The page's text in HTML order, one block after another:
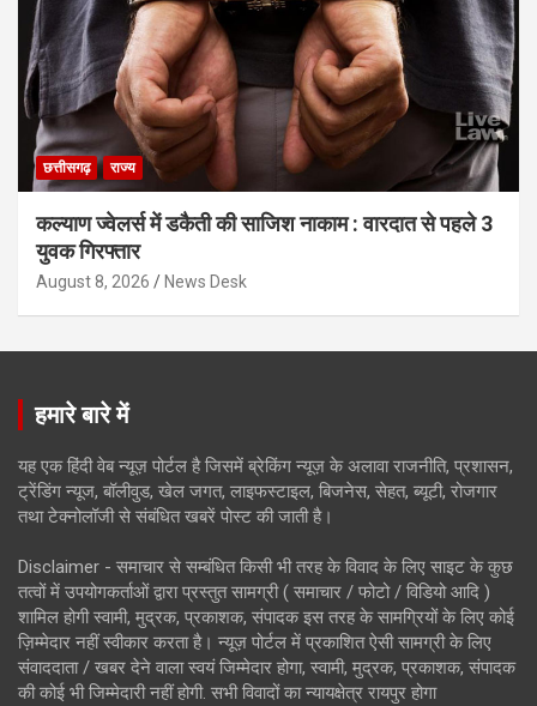
छत्तीसगढ़ राज्य
कल्याण ज्वेलर्स में डकैती की साजिश नाकाम : वारदात से पहले 3
युवक गिरफ्तार
August 8, 2026 News Desk
हमारे बारे में
यह एक हिंदी वेब न्यूज़ पोर्टल है जिसमें ब्रेकिंग न्यूज़ के अलावा राजनीति, प्रशासन,
ट्रेंडिंग न्यूज, बॉलीवुड, खेल जगत, लाइफस्टाइल, बिजनेस, सेहत, ब्यूटी, रोजगार
तथा टेक्नोलॉजी से संबंधित खबरें पोस्ट की जाती है।
Disclaimer - समाचार से सम्बंधित किसी भी तरह के विवाद के लिए साइट के कुछ
तत्वों में उपयोगकर्ताओं द्वारा प्रस्तुत सामग्री ( समाचार / फोटो / विडियो आदि )
शामिल होगी स्वामी, मुद्रक, प्रकाशक, संपादक इस तरह के सामग्रियों के लिए कोई
ज़िम्मेदार नहीं स्वीकार करता है। न्यूज़ पोर्टल में प्रकाशित ऐसी सामग्री के लिए
संवाददाता / खबर देने वाला स्वयं जिम्मेदार होगा, स्वामी, मुद्रक, प्रकाशक, संपादक
की कोई भी जिम्मेदारी नहीं होगी. सभी विवादों का न्यायक्षेत्र रायपुर होगा